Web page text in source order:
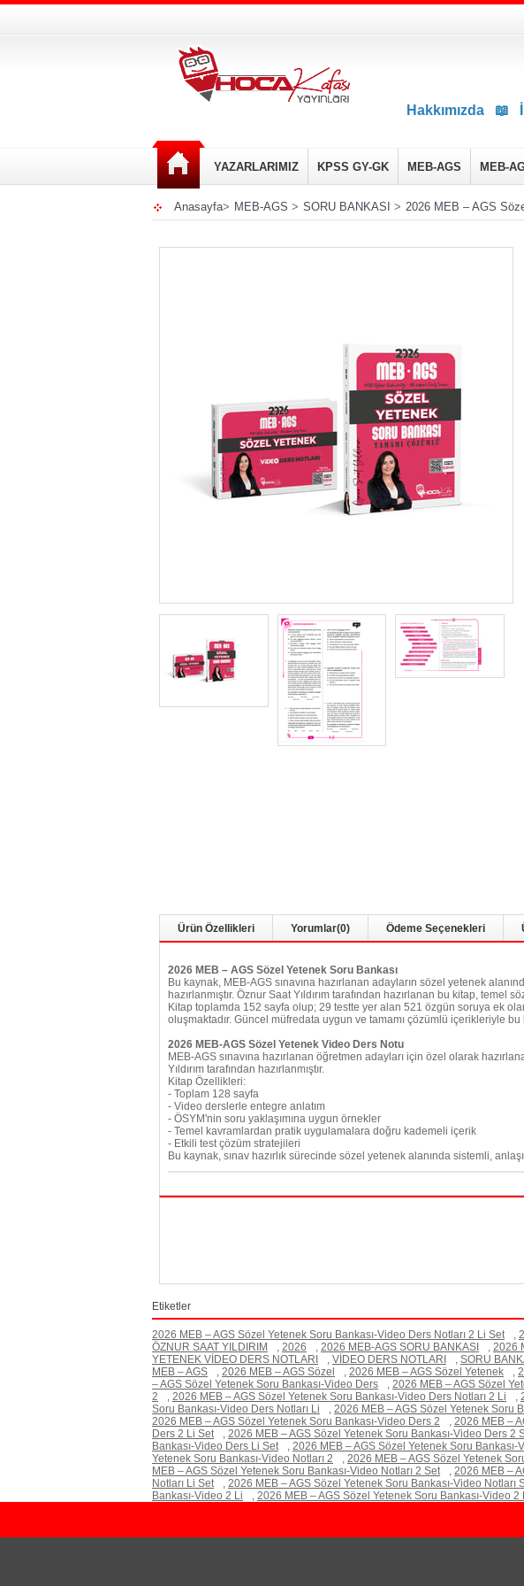
Hakkımızda 📖
YAZARLARIMIZ KPSS GY-GK MEB-AGS MEB-
Anasayfa> MEB-AGS > SORU BANKASI > 2026 MEB – AGS
Ürün Özellikleri Yorumlar(0) Ödeme Seçenekleri
2026 MEB – AGS Sözel Yetenek Soru Bankası
Bu kaynak, MEB-AGS sınavına hazırlanan adayların sözel yetenek
hazırlanmıştır. Öznur Saat Yıldırım tarafından hazırlanan bu kitap,
Kitap toplamda 152 sayfa olup; 29 testte yer alan 521 özgün soruya ek
oluşmaktadır. Güncel müfredata uygun ve tamamı çözümlü içerikleriyle
2026 MEB-AGS Sözel Yetenek Video Ders Notu
MEB-AGS sınavına hazırlanan öğretmen adayları için özel olarak
Yıldırım tarafından hazırlanmıştır.
Kitap Özellikleri:
- Toplam 128 sayfa
- Video derslerle entegre anlatım
- ÖSYM'nin soru yaklaşımına uygun örnekler
- Temel kavramlardan pratik uygulamalara doğru kademeli içerik
- Etkili test çözüm stratejileri
Bu kaynak, sınav hazırlık sürecinde sözel yetenek alanında sistemli,
Etiketler
2026 MEB – AGS Sözel Yetenek Soru Bankası-Video Ders Notları 2 Li Set ,
ÖZNUR SAAT YILDIRIM
, 2026 , 2026 MEB-AGS SORU BANKASI , 2026
YETENEK VİDEO DERS NOTLARI
, VİDEO DERS NOTLARI , SORU
MEB – AGS
, 2026 MEB – AGS Sözel , 2026 MEB – AGS Sözel Yetenek ,
– AGS Sözel Yetenek Soru Bankası-Video Ders
, 2026 MEB – AGS Sözel
2
, 2026 MEB – AGS Sözel Yetenek Soru Bankası-Video Ders Notları 2 Li ,
Soru Bankası-Video Ders Notları Li
, 2026 MEB – AGS Sözel Yetenek Soru
2026 MEB – AGS Sözel Yetenek Soru Bankası-Video Ders 2
, 2026 MEB –
Ders 2 Li Set
, 2026 MEB – AGS Sözel Yetenek Soru Bankası-Video Ders 2
Bankası-Video Ders Li Set
, 2026 MEB – AGS Sözel Yetenek Soru Bankası-
Yetenek Soru Bankası-Video Notları 2
, 2026 MEB – AGS Sözel Yetenek
MEB – AGS Sözel Yetenek Soru Bankası-Video Notları 2 Set
, 2026 MEB –
Notları Li Set
, 2026 MEB – AGS Sözel Yetenek Soru Bankası-Video Notları
Bankası-Video 2 Li
, 2026 MEB – AGS Sözel Yetenek Soru Bankası-Video 2